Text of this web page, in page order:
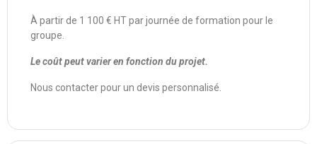
À partir de 1 100 € HT par journée de formation pour le
groupe.
Le coût peut varier en fonction du projet.
Nous contacter pour un devis personnalisé.